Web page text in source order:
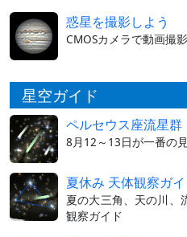
惑星を撮影しよう
CMOSカメラで動画撮
星空ガイド
ペルセウス座流星群
8月12～13日が一番の
夏休み 天体観察ガ
夏の大三角、天の川、
観察ガイド